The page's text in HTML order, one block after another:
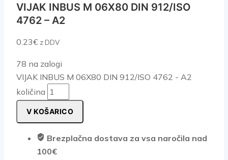
VIJAK INBUS M 06X80 DIN 912/ISO
4762 – A2
0.23€ z DDV
78 na zalogi
VIJAK INBUS M 06X80 DIN 912/ISO 4762 - A2
količina
V KOŠARICO
Brezplačna dostava za vsa naročila nad
100€